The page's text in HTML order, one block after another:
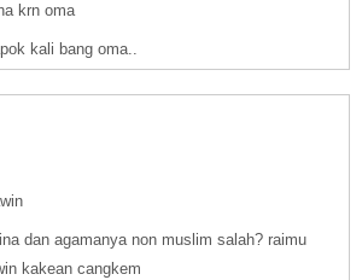
krn oma
kali bang oma..
dan agamanya non muslim salah? raimu
kakean cangkem